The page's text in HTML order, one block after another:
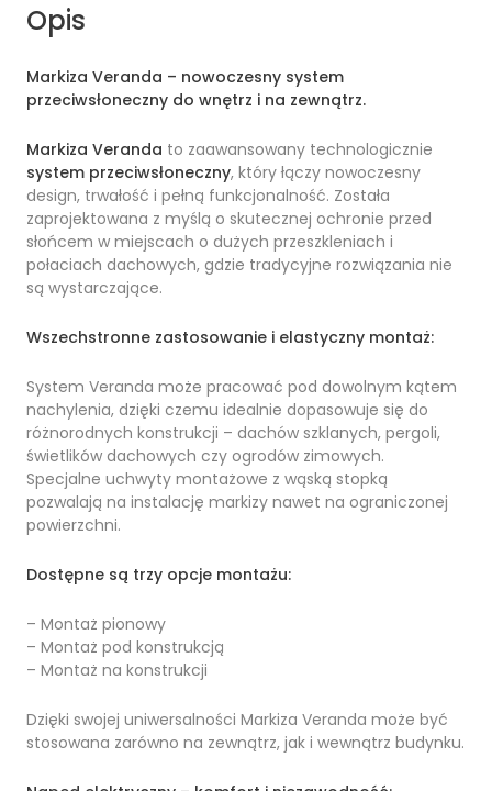
Opis
Markiza Veranda – nowoczesny system
przeciwsłoneczny do wnętrz i na zewnątrz.
Markiza Veranda to zaawansowany technologicznie
system przeciwsłoneczny, który łączy nowoczesny
design, trwałość i pełną funkcjonalność. Została
zaprojektowana z myślą o skutecznej ochronie przed
słońcem w miejscach o dużych przeszkleniach i
połaciach dachowych, gdzie tradycyjne rozwiązania nie
są wystarczające.
Wszechstronne zastosowanie i elastyczny montaż:
System Veranda może pracować pod dowolnym kątem
nachylenia, dzięki czemu idealnie dopasowuje się do
różnorodnych konstrukcji – dachów szklanych, pergoli,
świetlików dachowych czy ogrodów zimowych.
Specjalne uchwyty montażowe z wąską stopką
pozwalają na instalację markizy nawet na ograniczonej
powierzchni.
Dostępne są trzy opcje montażu:
– Montaż pionowy
– Montaż pod konstrukcją
– Montaż na konstrukcji
Dzięki swojej uniwersalności Markiza Veranda może być
stosowana zarówno na zewnątrz, jak i wewnątrz budynku.